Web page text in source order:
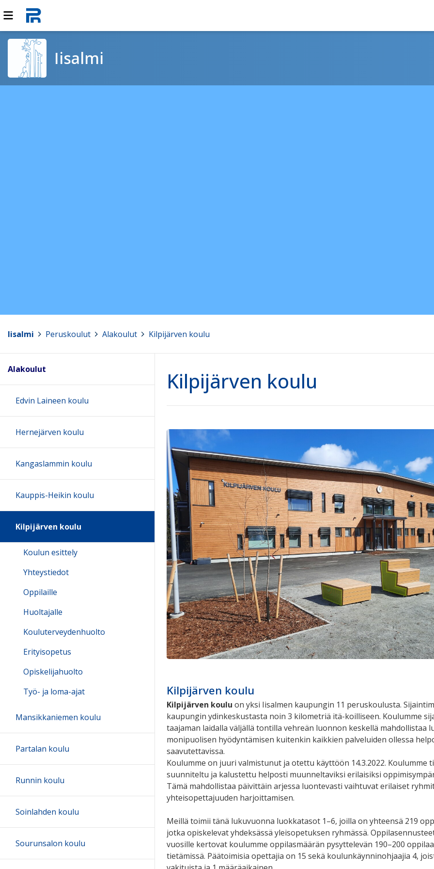
Iisalmi
Iisalmi Peruskoulut Alakoulut Kilpijärven koulu
Kilpijärven koulu
Kilpijärven koulu
Kilpijärven koulu on yksi Iisalmen kaupungin 11 peruskoulusta.
kaupungin ydinkeskustasta noin 3 kilometriä itä-koilliseen. Koulumme
taajaman laidalla väljällä tontilla vehreän luonnon keskellä mahdollistaa
monipuolisen hyödyntämisen kuitenkin kaikkien palveluiden ollessa
saavutettavissa.
Koulumme on juuri valmistunut ja otettu käyttöön 14.3.2022. Koulumme
suunniteltu ja kalustettu helposti muunneltaviksi erilaisiksi
Tämä mahdollistaa päivittäin arjessa luontevasti vaihtuvat erilaiset
yhteisopettajuuden harjoittamisen.
Meillä toimii tänä lukuvuonna luokkatasot 1–6, joilla on yhteensä 219
jotka opiskelevat yhdeksässä yleisopetuksen ryhmässä.
vuosille kertovat koulumme oppilasmäärän pysyttelevän 190–200
tietämissä. Päätoimisia opettajia on 15 sekä koulunkäynninohjaajia 4,
Alakoulut
Edvin Laineen koulu
Hernejärven koulu
Kangaslammin koulu
Kauppis-Heikin koulu
Kilpijärven koulu
Koulun esittely
Yhteystiedot
Oppilaille
Huoltajalle
Kouluterveydenhuolto
Erityisopetus
Opiskelijahuolto
Työ- ja loma-ajat
Mansikkaniemen koulu
Partalan koulu
Runnin koulu
Soinlahden koulu
Sourunsalon koulu